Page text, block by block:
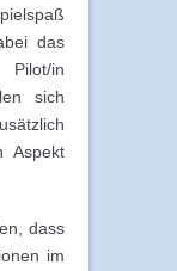
das
in
sich
Aspekt
dass
im